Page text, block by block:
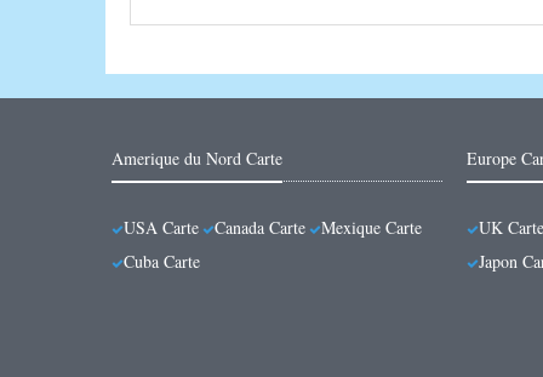
Amerique du Nord Carte
USA Carte Canada Carte
Mexique Carte
Cuba Carte
Europe
UK Carte
Japon